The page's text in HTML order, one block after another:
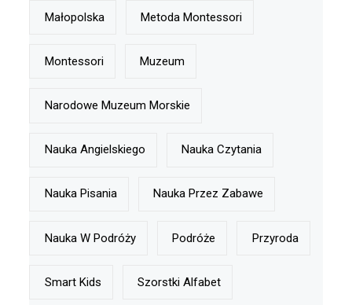
Małopolska Metoda Montessori
Montessori Muzeum
Narodowe Muzeum Morskie
Nauka Angielskiego Nauka Czytania
Nauka Pisania Nauka Przez Zabawe
Nauka W Podróży Podróże Przyroda
Smart Kids Szorstki Alfabet